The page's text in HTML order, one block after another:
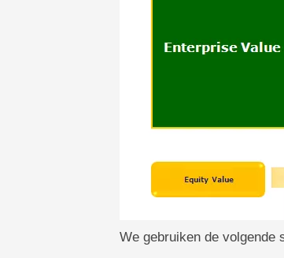
We gebruiken de volgende